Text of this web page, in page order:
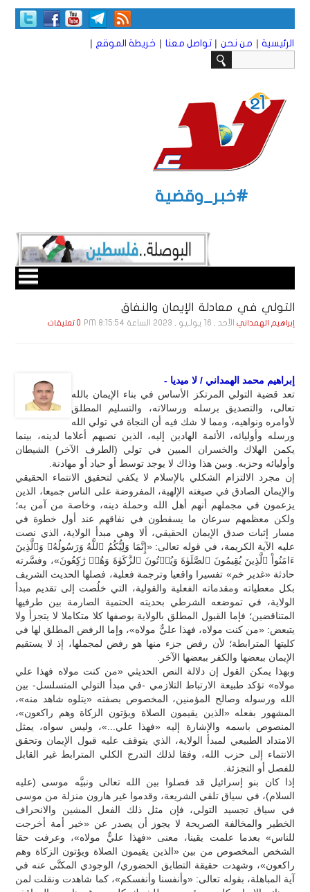
الرئيسية | من نحن | تواصل معنا | خريطة الموقع |
#خبر_وقضية
التولي في معادلة الإيمان والنفاق
إبراهيم الهمداني الأحد , 16 يـولـيـو , 2023 الساعة 8:15:54 PM 0 تعليقات
إبراهيم محمد الهمداني / لا ميديا -
تعد قضية التولي المرتكز الأساس في بناء الإيمان بالله
تعالى، والتصديق برسله ورسالاته، والتسليم المطلق
لأوامره ونواهيه، ومما لا شك فيه أن النجاة في تولي الله
ورسله وأوليائه، الأئمة الهادين إليه، الذين نصبهم أعلاما لدينه، بينما
يكمن الهلاك والخسران المبين في تولي (الطرف الآخر) الشيطان
وأوليائه وحزبه. وبين هذا وذاك لا يوجد توسط أو حياد أو مهادنة.
إن مجرد الالتزام الشكلي بالإسلام لا يكفي لتحقيق الانتماء الحقيقي
والإيمان الصادق في صيغته الإلهية، المفروضة على الناس جميعا، الذين
يزعمون في مجملهم أنهم أهل الله وحملة دينه، وخاصة من آمن به؛
ولكن معظمهم سرعان ما يسقطون في نفاقهم عند أول خطوة في
مسار إثبات صدق الإيمان الحقيقي، ألا وهي مبدأ الولاية، الذي نصت
عليه الآية الكريمة، في قوله تعالى: «إِنَّمَا وَلِيُّكُمُ ٱللَّهُ وَرَسُولُهُۥ وَٱلَّذِينَ
ءَامَنُواْ ٱلَّذِينَ يُقِيمُونَ ٱلصَّلَوٰةَ وَيُؤۡتُونَ ٱلزَّكَوٰةَ وَهُمۡ رَٰكِعُونَ»، وفسَّرته
حادثة «غدير خم» تفسيرا واقعيا وترجمة فعلية، فصلها الحديث الشريف
بكل معطياته ومقدماته الفعلية والقولية، التي خلُصت إلى تقديم مبدأ
الولاية، في تموضعه الشرطي بحديته الحتمية الصارمة بين طرفيها
المتناقضين؛ فإما القبول المطلق بالولاية بوصفها كلا متكاملا لا يتجزأ ولا
يتبعض: «من كنت مولاه، فهذا عليٌّ مولاه»، وإما الرفض المطلق لها في
كليتها المترابطة؛ لأن رفض جزء منها هو رفض لمجملها، إذ لا يستقيم
الإيمان ببعضها والكفر ببعضها الآخر.
وبهذا يمكن القول إن دلالة النص الحديثي «من كنت مولاه فهذا علي
مولاه» تؤكد طبيعة الارتباط التلازمي -في مبدأ التولي المتسلسل- بين
الله ورسوله وصالح المؤمنين، المخصوص بصفته «يتلوه شاهد منه»،
المشهور بفعله «الذين يقيمون الصلاة ويؤتون الزكاة وهم راكعون»،
المنصوص باسمه والإشارة إليه «فهذا علي...»، وليس سواه، يمثل
الامتداد الطبيعي لمبدأ الولاية، الذي يتوقف عليه قبول الإيمان وتحقق
الانتماء إلى حزب الله، وفقا لذلك التدرج الكلي المترابط غير القابل
للفصل أو التجزئة.
إذا كان بنو إسرائيل قد فصلوا بين الله تعالى ونبيَّه موسى (عليه
السلام)، في سياق تلقي الشريعة، وقدموا غير هارون منزلة من موسى
في سياق تجسيد التولي، فإن مثل ذلك الفعل المشين والانحراف
الخطير والمخالفة الصريحة لا يجوز أن يصدر عن «خير أمة أخرجت
للناس» بعدما علمت يقينا، معنى «فهذا عليٌّ مولاه»، وعرفت حقا
الشخص المخصوص من بين «الذين يقيمون الصلاة ويؤتون الزكاة وهم
راكعون»، وشهدت حقيقة التطابق الحضوري/ الوجودي المكنَّى عنه في
آية المباهلة، بقوله تعالى: «وأنفسنا وأنفسكم»، كما شاهدت ونقلت لمن